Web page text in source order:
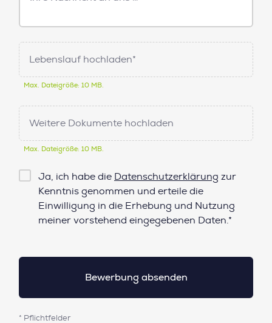
Lebenslauf hochladen*
Max. Dateigröße: 10 MB.
Weitere Dokumente hochladen
Max. Dateigröße: 10 MB.
Checkbox
Datenschutz*
Ja, ich habe die Datenschutzerklärung zur
Kenntnis genommen und erteile die
Einwilligung in die Erhebung und Nutzung
meiner vorstehend eingegebenen Daten.*
* Pflichtfelder